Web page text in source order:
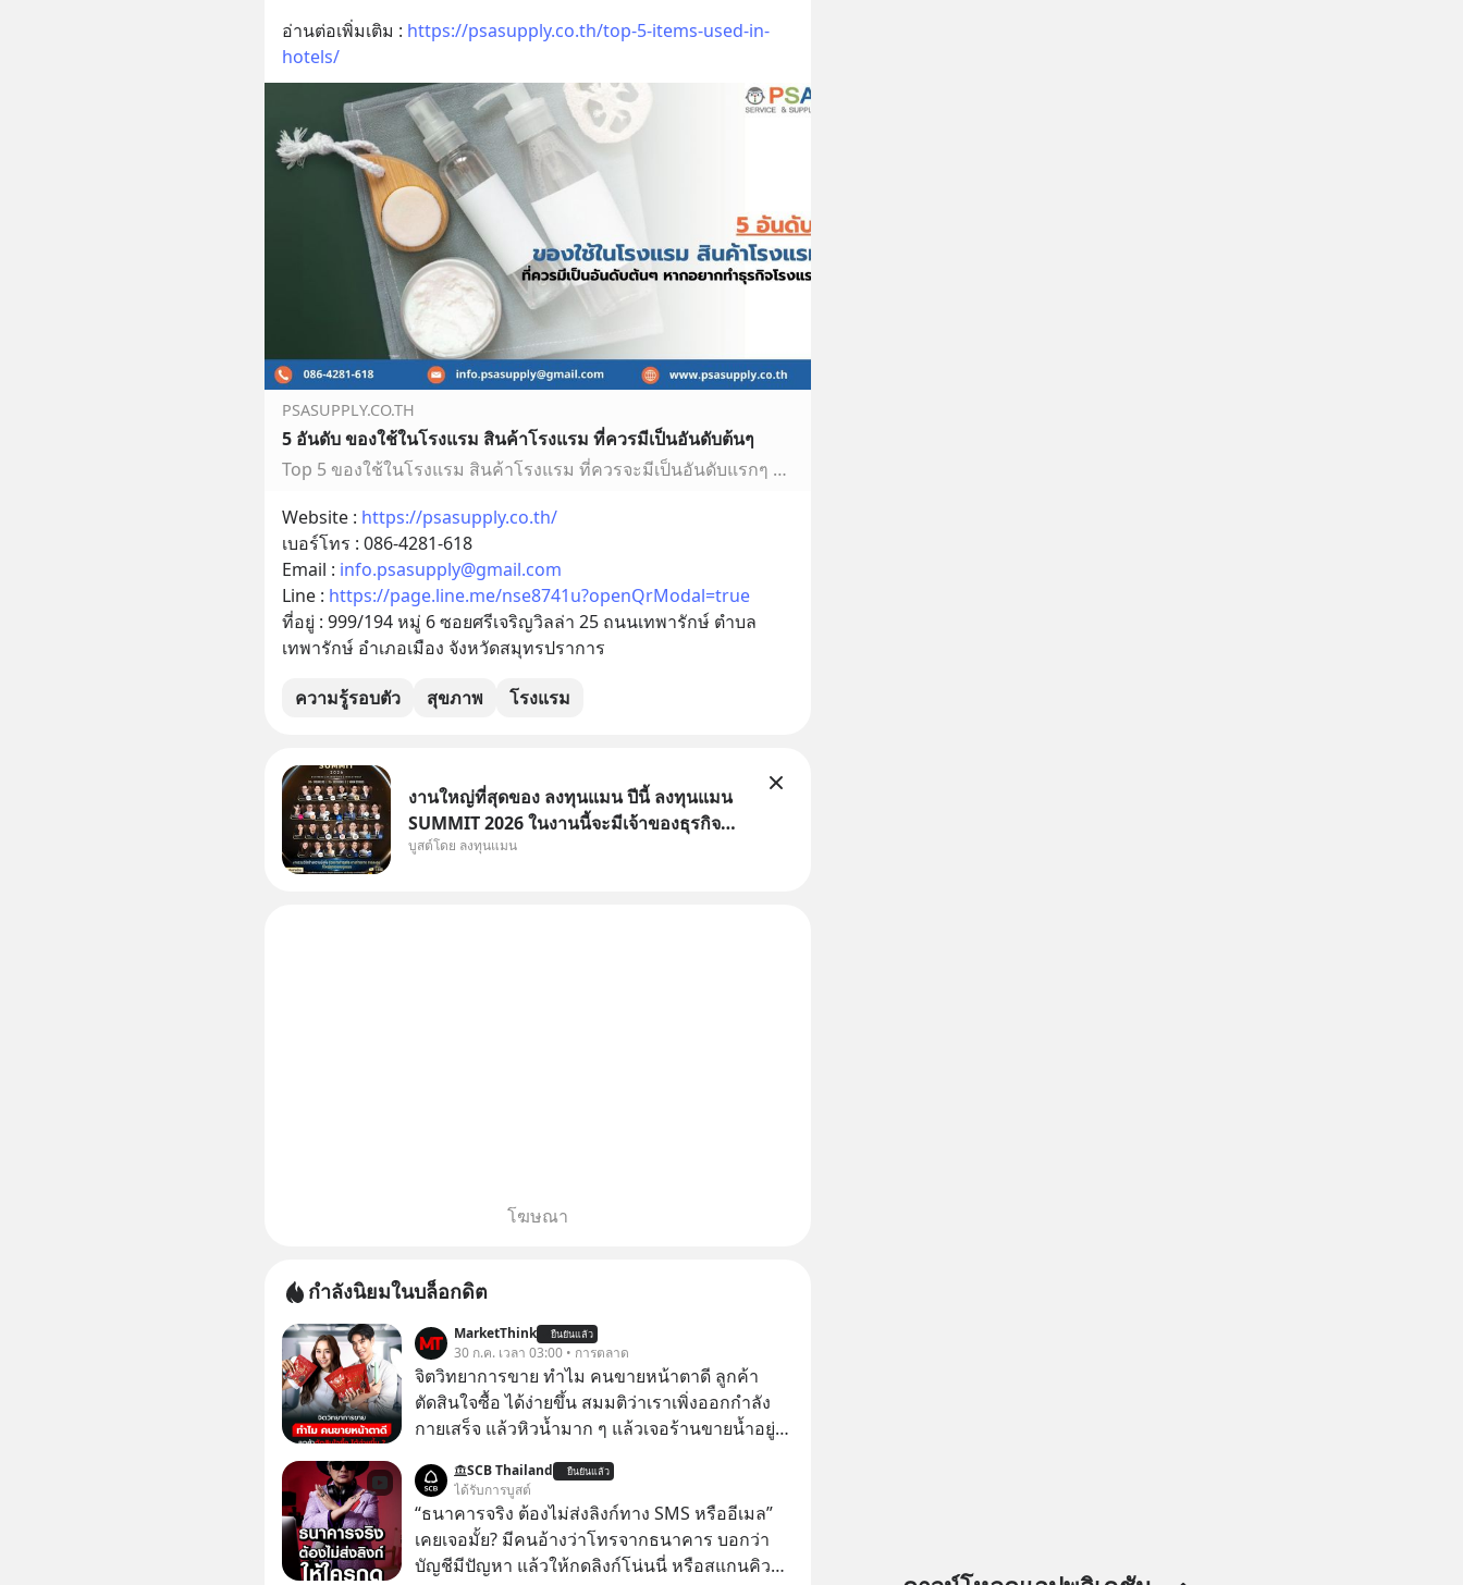
อ่านต่อเพิ่มเติม : https://psasupply.co.th/top-5-items-used-in-
hotels/
PSASUPPLY.CO.TH
5 อันดับ ของใช้ในโรงแรม สินค้าโรงแรม ที่ควรมีเป็นอันดับต้นๆ
Top 5 ของใช้ในโรงแรม สินค้าโรงแรม ที่ควรจะมีเป็นอันดับแรกๆ หากต้องการทำธุรกิจโรงแรม เราสามารถช่วยคุณได้ ด้วยบทความนี้
Website : https://psasupply.co.th/
เบอร์โทร : 086-4281-618
Email : info.psasupply@gmail.com
Line : https://page.line.me/nse8741u?openQrModal=true
ที่อยู่ : 999/194 หมู่ 6 ซอยศรีเจริญวิลล่า 25 ถนนเทพารักษ์ ตำบล
เทพารักษ์ อำเภอเมือง จังหวัดสมุทรปราการ
ความรู้รอบตัว สุขภาพ โรงแรม
งานใหญ่ที่สุดของ ลงทุนแมน ปีนี้ ลงทุนแมน
SUMMIT 2026 ในงานนี้จะมีเจ้าของธุรกิจ
Dr.PONG, หมึกกรุบ, Srichand, Jones’
บูสต์โดย ลงทุนแมน
โฆษณา
กำลังนิยมในบล็อกดิต
MarketThink ยืนยันแล้ว
30 ก.ค. เวลา 03:00 • การตลาด
จิตวิทยาการขาย ทำไม คนขายหน้าตาดี ลูกค้า
ตัดสินใจซื้อ ได้ง่ายขึ้น สมมติว่าเราเพิ่งออกกำลัง
กายเสร็จ แล้วหิวน้ำมาก ๆ แล้วเจอร้านขายน้ำอยู่
SCB Thailand ยืนยันแล้ว
ได้รับการบูสต์
“ธนาคารจริง ต้องไม่ส่งลิงก์ทาง SMS หรืออีเมล”
เคยเจอมั้ย? มีคนอ้างว่าโทรจากธนาคาร บอกว่า
บัญชีมีปัญหา แล้วให้กดลิงก์โน่นนี่ หรือสแกนคิว